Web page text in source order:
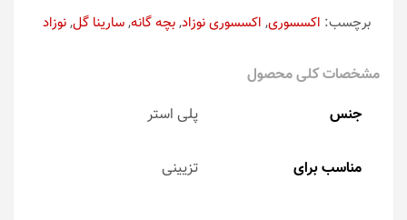
برچسب: اکسسوری, اکسسوری نوزاد,بچه گانه,سارینا گل,نوزاد
مشخصات کلی محصول
جنس
پلی استر
مناسب برای تزیینی